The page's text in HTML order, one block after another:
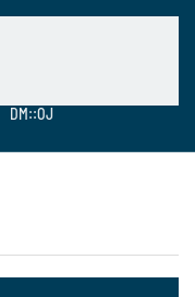
DM::OJ